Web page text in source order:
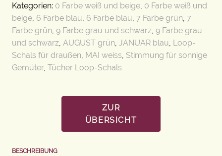
Kategorien: 0 Farbe weiß und beige, 0 Farbe weiß und
beige, 6 Farbe blau, 6 Farbe blau, 7 Farbe grün, 7
Farbe grün, 9 Farbe grau und schwarz, 9 Farbe grau
und schwarz, AUGUST grün, JANUAR blau, Loop-
Schals für draußen, MAI weiss, Stimmung für sonnige
Gemüter, Tücher Loop-Schals
ZUR
ÜBERSICHT
BESCHREIBUNG